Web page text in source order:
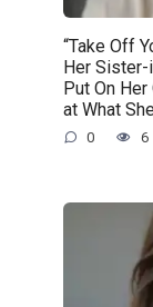
“Take Off
Her Sister-
Put On
at What
0 6